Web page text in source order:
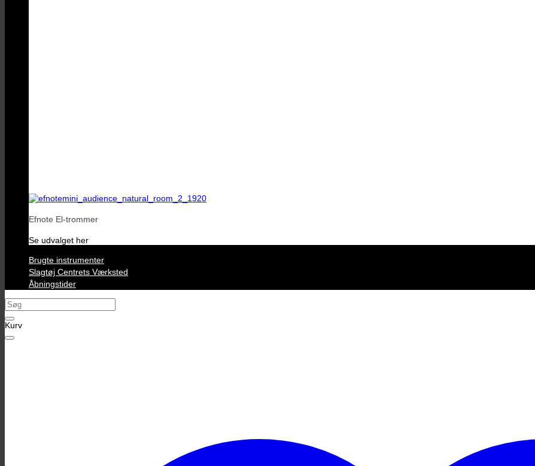
Efnote El-trommer
Se udvalget her
Brugte instrumenter
Slagtøj Centrets Værksted
Åbningstider
Søg
efter:
Kurv